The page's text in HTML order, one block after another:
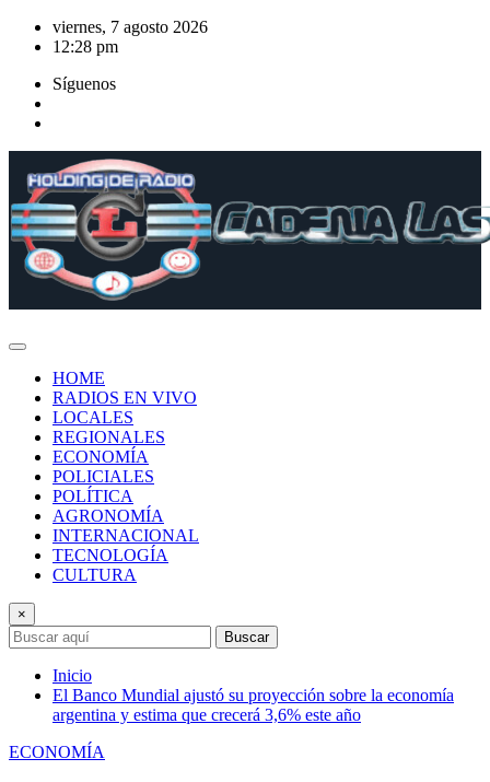
Saltar
viernes, 7 agosto 2026
12:28 pm
Síguenos
HOME
RADIOS EN VIVO
LOCALES
REGIONALES
ECONOMÍA
POLICIALES
POLÍTICA
AGRONOMÍA
INTERNACIONAL
TECNOLOGÍA
CULTURA
×
Buscar
Inicio
El Banco Mundial ajustó su proyección sobre la economía
argentina y estima que crecerá 3,6% este año
ECONOMÍA